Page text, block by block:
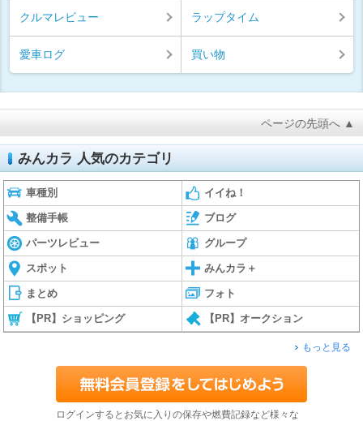
クルマレビュー ラップタイム
愛車ログ 買い物
ページの先頭へ ▲
みんカラ 人気のカテゴリ
車種別 イイね！
整備手帳 ブログ
パーツレビュー グループ
スポット みんカラ＋
まとめ フォト
【PR】ショッピング 【PR】オークション
もっと見る
ログインするとお気に入りの保存や燃費記録など様々な